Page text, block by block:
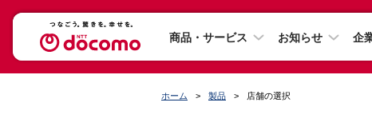
商品・サービス お知らせ 企
ホーム 製品 店舗の選択